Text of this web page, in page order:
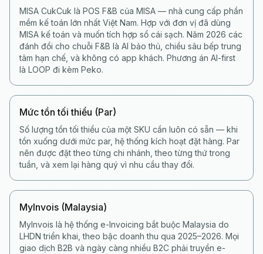
MISA CukCuk là POS F&B của MISA — nhà cung cấp phần
mềm kế toán lớn nhất Việt Nam. Hợp với đơn vị đã dùng
MISA kế toán và muốn tích hợp sổ cái sạch. Năm 2026 các
đánh đổi cho chuỗi F&B là AI bảo thủ, chiều sâu bếp trung
tâm hạn chế, và không có app khách. Phương án AI-first
là LOOP đi kèm Peko.
Mức tồn tối thiểu (Par)
Số lượng tồn tối thiểu của một SKU cần luôn có sẵn — khi
tồn xuống dưới mức par, hệ thống kích hoạt đặt hàng. Par
nên được đặt theo từng chi nhánh, theo từng thứ trong
tuần, và xem lại hàng quý vì nhu cầu thay đổi.
MyInvois (Malaysia)
MyInvois là hệ thống e-Invoicing bắt buộc Malaysia do
LHDN triển khai, theo bậc doanh thu qua 2025–2026. Mọi
giao dịch B2B và ngày càng nhiều B2C phải truyền e-